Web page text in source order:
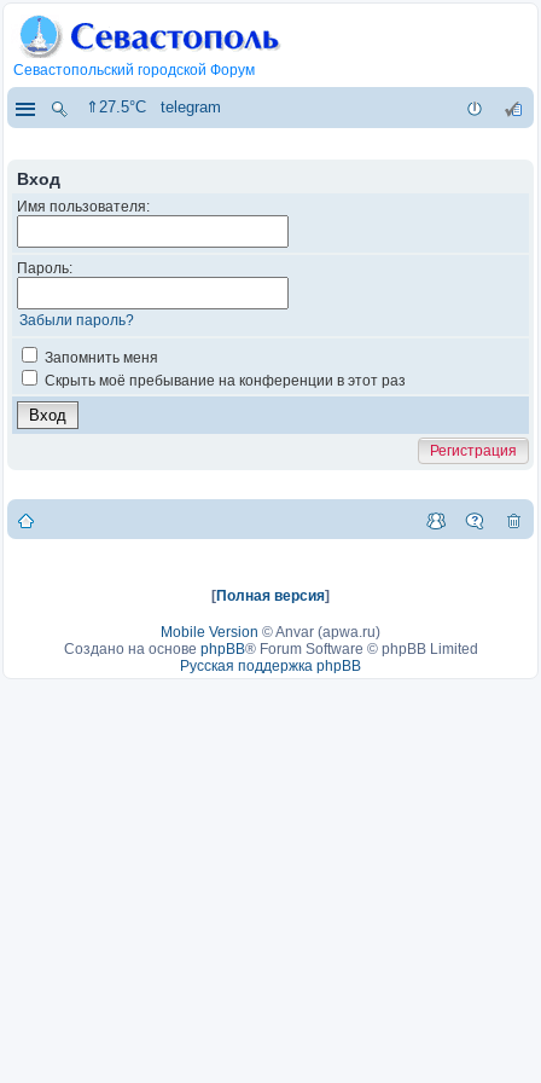
Севастопольский городской Форум
⇑27.5°C telegram
Вход
Имя пользователя:
Пароль:
Забыли пароль?
Запомнить меня
Скрыть моё пребывание на конференции в этот раз
Регистрация
[Полная версия]
Mobile Version ©Anvar (apwa.ru)
Создано на основе phpBB® Forum Software © phpBB Limited
Русская поддержка phpBB